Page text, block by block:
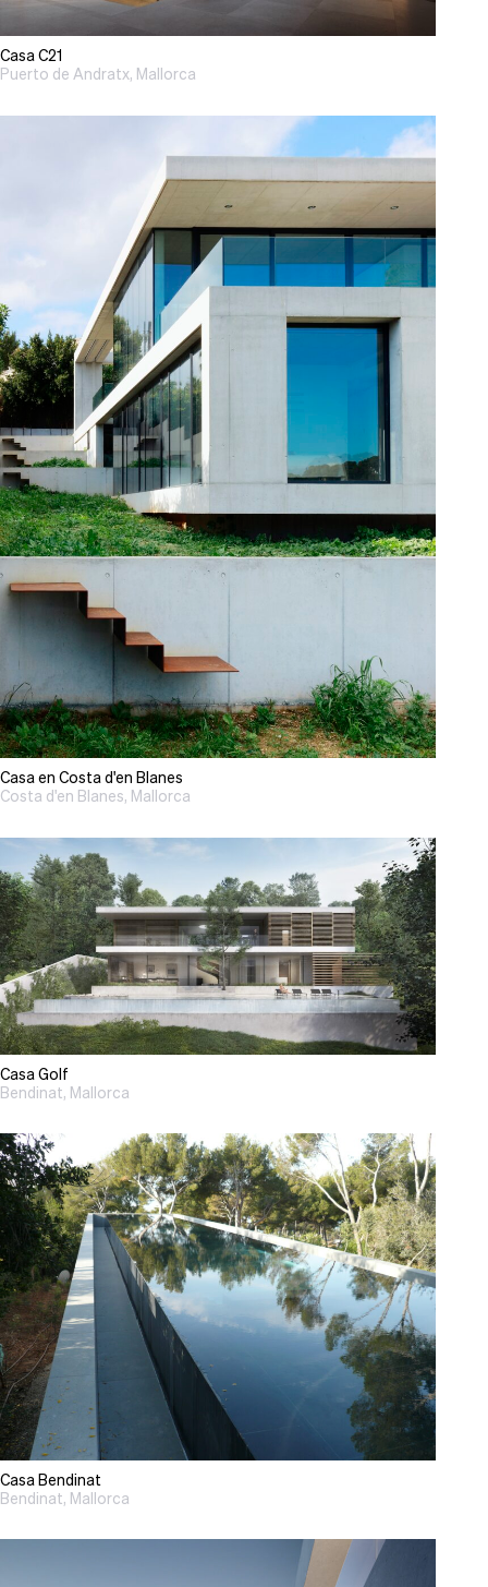
Casa C21
Puerto de Andratx, Mallorca
Casa en Costa d'en Blanes
Costa d'en Blanes, Mallorca
Casa Golf
Bendinat, Mallorca
Casa Bendinat
Bendinat, Mallorca